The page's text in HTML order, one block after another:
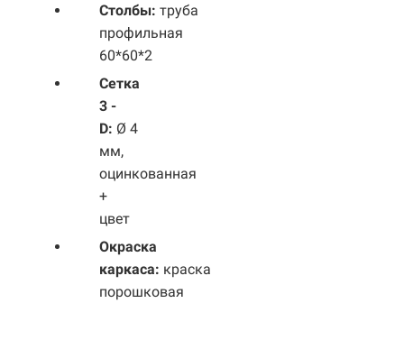
Столбы: труба
профильная
60*60*2
Сетка
3 -
D: Ø 4
мм,
оцинкованная
+
цвет
Окраска
каркаса: краска
порошковая